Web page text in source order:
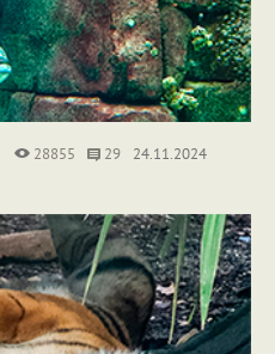
28855 29 24.11.2024